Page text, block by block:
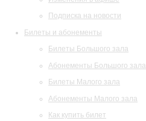
Подписка на новости
Билеты и абонементы
Билеты Большого зала
Абонементы Большого зала
Билеты Малого зала
Абонементы Малого зала
Как купить билет